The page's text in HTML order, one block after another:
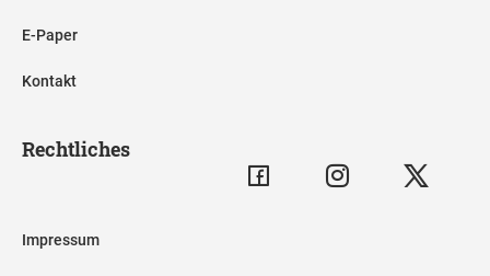
E-Paper
Kontakt
Rechtliches
Impressum